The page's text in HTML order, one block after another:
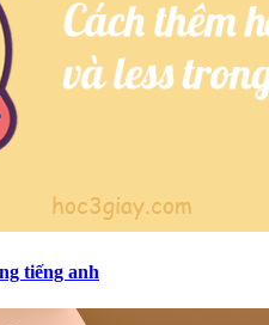
tiếng anh